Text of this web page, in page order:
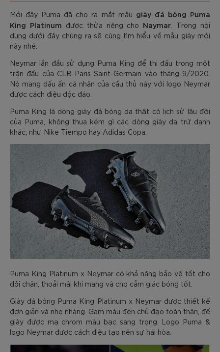
Mới đây Puma đã cho ra mắt mẫu giày đá bóng Puma
King Platinum được thửa riêng cho Naymar . Trong nội
dung dưới đây chúng ra sẽ cùng tìm hiểu về mẫu giày mới
này nhé.
Neymar lần đầu sử dụng Puma King để thi đấu trong một
trận đấu của CLB Paris Saint-Germain vào tháng 9/2020.
Nó mang dấu ấn cá nhân của cầu thủ này với logo Neymar
được cách điệu độc đáo.
Puma King là dòng giày đá bóng da thật có lịch sử lâu đời
của Puma, không thua kém gì các dòng giày da trứ danh
khác, như Nike Tiempo hay Adidas Copa.
Puma King Platinum x Neymar có khả năng bảo vệ tốt cho
đôi chân, thoải mái khi mang và cho cảm giác bóng tốt.
Giày đá bóng Puma King Platinum x Neymar được thiết kế
đơn giản và nhẹ nhàng. Gam màu đen chủ đạo toàn thân, đế
giày được mạ chrom màu bạc sang trọng. Logo Puma &
logo Neymar được cách điệu tạo nên sự hài hòa.